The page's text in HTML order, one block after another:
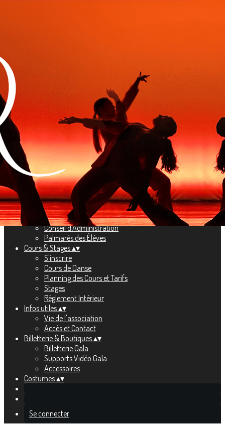
Menu
<
>
Ajoutez un logo, un bouton, des réseaux sociaux
Cliquez pour éditer
Actualités▴▾
L'Association▴▾
Présentation
Professeurs
Conseil d'Administration
Palmarès des Élèves
Cours & Stages▴▾
S'inscrire
Cours de Danse
Planning des Cours et Tarifs
Stages
Règlement Intérieur
Infos utiles▴▾
Vie de l'association
Accès et Contact
Billetterie & Boutiques▴▾
Billetterie Gala
Supports Vidéo Gala
Accessoires
Costumes▴▾
Se connecter